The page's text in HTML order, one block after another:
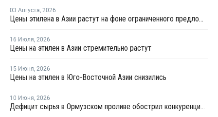
03 Августа, 2026
Цены этилена в Азии растут на фоне ограниченного предложения
16 Июля, 2026
Цены на этилен в Азии стремительно растут
15 Июня, 2026
Цены на этилен в Юго-Восточной Азии снизились
10 Июня, 2026
Дефицит сырья в Ормузском проливе обострил конкуренцию на рынке ПВХ в Азии